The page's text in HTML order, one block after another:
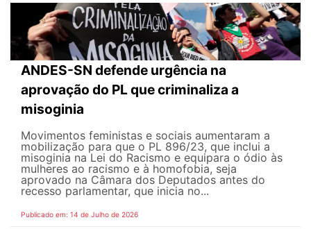
ANDES-SN defende urgência na
aprovação do PL que criminaliza a
misoginia
Movimentos feministas e sociais aumentaram a
mobilização para que o PL 896/23, que inclui a
misoginia na Lei do Racismo e equipara o ódio às
mulheres ao racismo e à homofobia, seja
aprovado na Câmara dos Deputados antes do
recesso parlamentar, que inicia no...
Publicado em: 14 de Julho de 2026